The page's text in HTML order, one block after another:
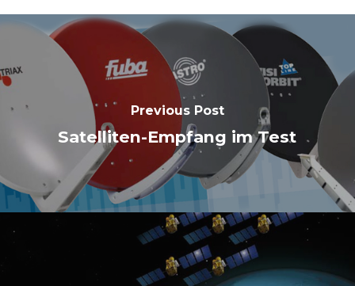
Previous Post
Satelliten-Empfang im Test